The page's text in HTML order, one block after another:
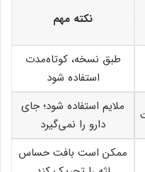
نکته مهم
طبق نسخه، کوتاه‌مدت
استفاده شود
ملایم استفاده شود؛ جای
دارو را نمی‌گیرد
ممکن است بافت حساس